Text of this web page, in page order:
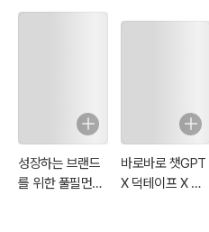
성장하는 브랜드
를 위한 풀필먼트
바로바로 챗GPT
X 덕테이프 X 코